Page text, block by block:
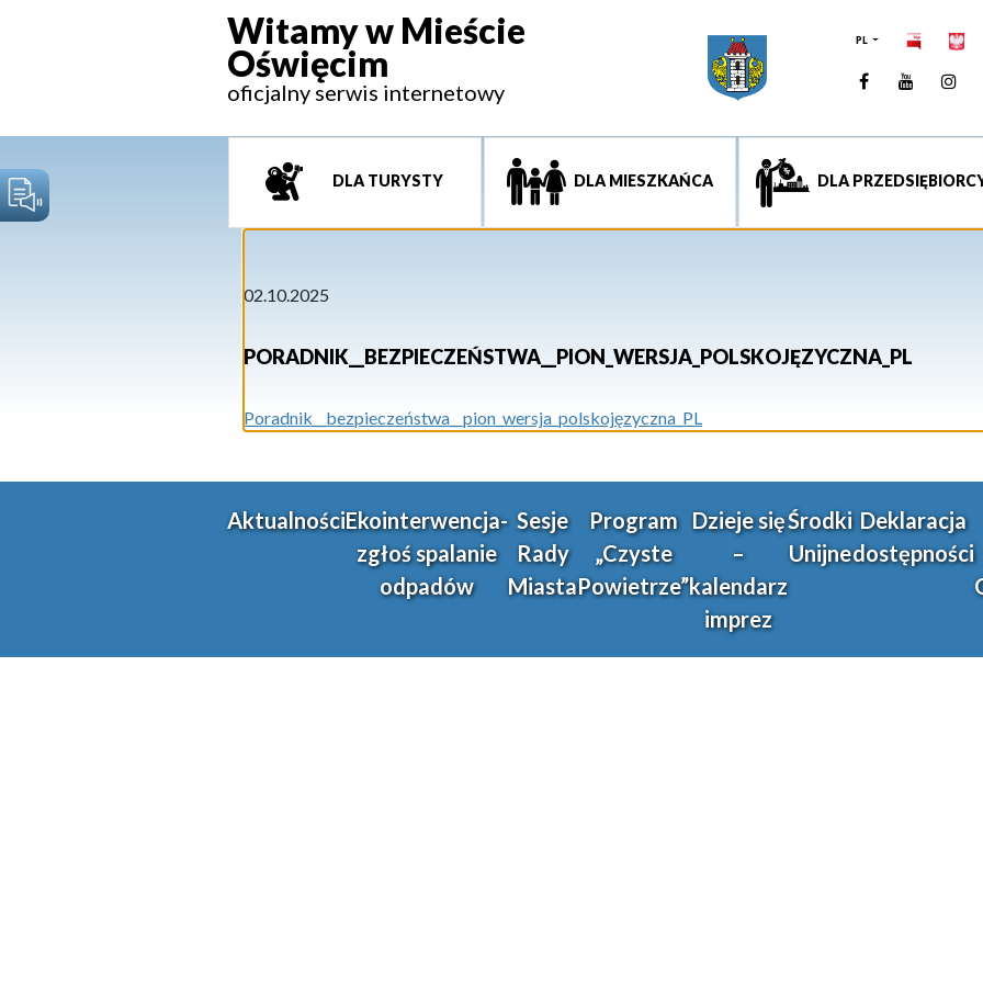
Witamy w Mieście
Oświęcim
oficjalny serwis internetowy
PL
Facebook
DLA TURYSTY DLA MIESZKAŃCA DLA
02.10.2025
PORADNIK__BEZPIECZEŃSTWA__PION_WERSJA_POLSKOJĘZYCZNA_PL
Poradnik__bezpieczeństwa__pion_wersja_polskojęzyczna_PL
AktualnościEkointerwencja-
zgłoś spalanie
odpadów
Sesje
Rady
Miasta
Program
„Czyste
Powietrze”
Dzieje się
–
kalendarz
imprez
Środki
Unijne
Deklaracja
dostępności